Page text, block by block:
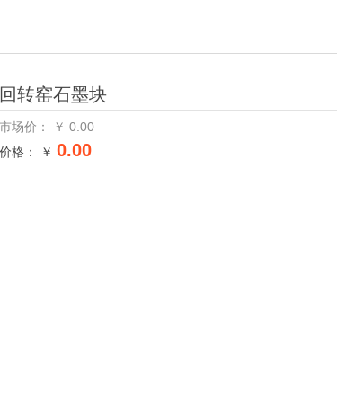
回转窑石墨块
市场价：￥0.00
价格： ￥ 0.00